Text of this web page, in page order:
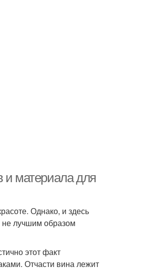
и материала для
Однако, и здесь
не лучшим образом
этот факт
Отчасти вина лежит